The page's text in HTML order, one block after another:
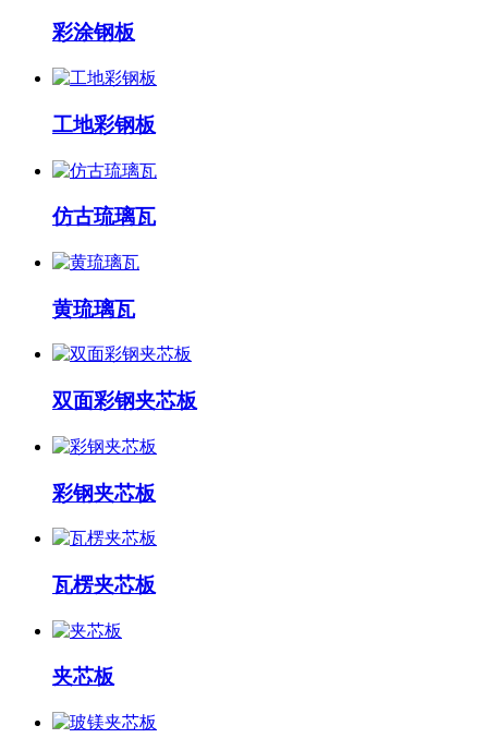
彩涂钢板
工地彩钢板
仿古琉璃瓦
黄琉璃瓦
双面彩钢夹芯板
彩钢夹芯板
瓦楞夹芯板
夹芯板